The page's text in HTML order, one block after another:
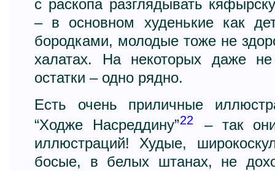
с раскопа разглядывать
– в основном худенькие как
бородками, молодые тоже не
халатах. На некоторых даже
остатки – одно рядно.
Есть очень приличные
“Ходже Насреддину”22
– так
иллюстраций! Худые,
босые, в белых штанах, не